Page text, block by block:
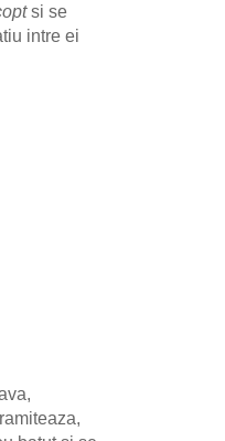
si se
intre ei